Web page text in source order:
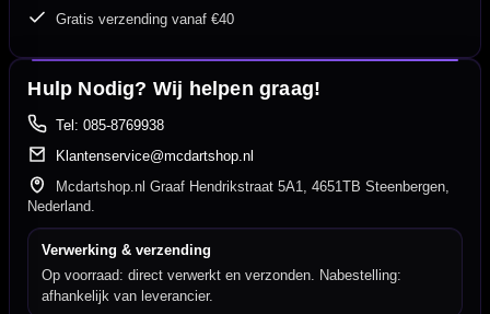
Gratis verzending vanaf €40
Hulp Nodig? Wij helpen graag!
Tel: 085-8769938
Klantenservice@mcdartshop.nl
Mcdartshop.nl Graaf Hendrikstraat 5A1, 4651TB Steenbergen,
Nederland.
Verwerking & verzending
Op voorraad: direct verwerkt en verzonden. Nabestelling:
afhankelijk van leverancier.